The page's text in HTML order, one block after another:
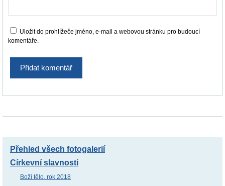
Uložit do prohlížeče jméno, e-mail a webovou stránku pro budoucí
komentáře.
Přehled všech fotogalerií
Církevní slavnosti
Boží tělo, rok 2018